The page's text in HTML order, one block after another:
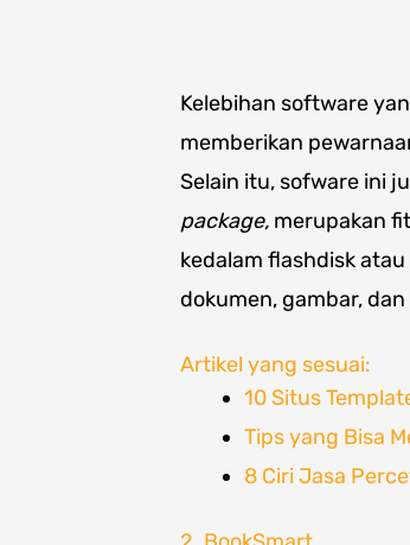
Kelebihan software
memberikan
Selain itu, sofware ini
package, merupakan
kedalam flashdisk
dokumen, gambar,
Artikel yang sesuai:
10 Situs
Tips yang Bisa
8 Ciri Jasa